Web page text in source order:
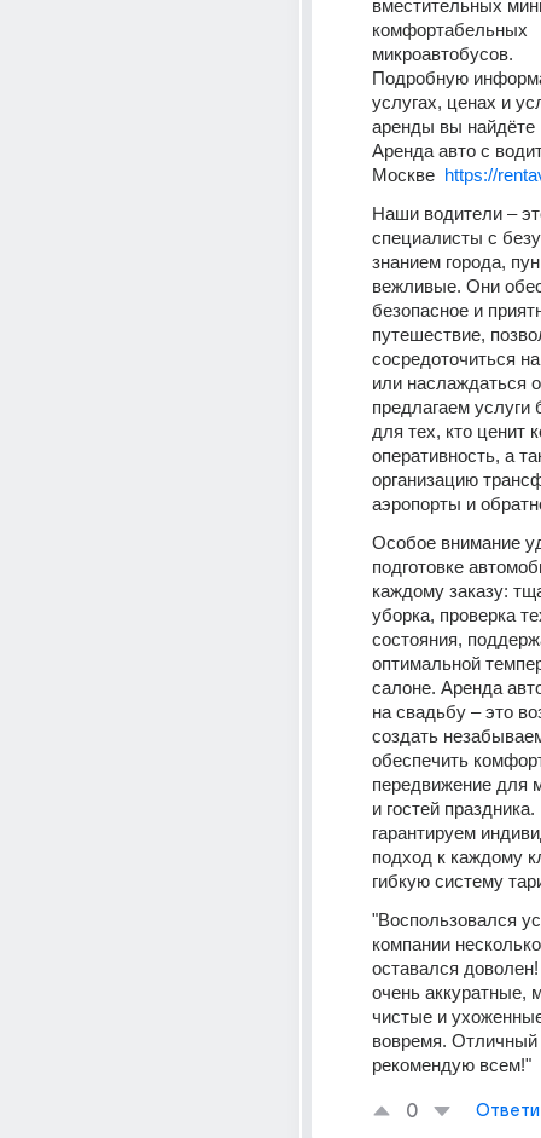
вместительных
комфортабельных
микроавтобусов.
Подробную
услугах, ценах и
аренды вы найдёте
Аренда авто с
Москве https://
Наши водители –
специалисты с
знанием города,
вежливые. Они
безопасное и
путешествие,
сосредоточиться
или наслаждаться
предлагаем услуги
для тех, кто ценит
оперативность, а
организацию
аэропорты и
Особое внимание
подготовке
каждому заказу:
уборка, проверка
состояния,
оптимальной
салоне. Аренда
на свадьбу – это
создать
обеспечить
передвижение для
и гостей
гарантируем
подход к каждому
гибкую систему
"Воспользовался
компании
оставался
очень аккуратные,
чистые и
вовремя. Отличный
рекомендую всем!"
0